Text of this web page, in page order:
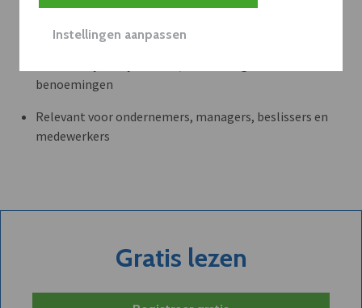
Instellingen aanpassen
Volledige toegang tot alle artikels en thematische
dossiers met verkoopkansen
benoemingen
Relevant voor ondernemers, managers, beslissers en
medewerkers
Gratis lezen